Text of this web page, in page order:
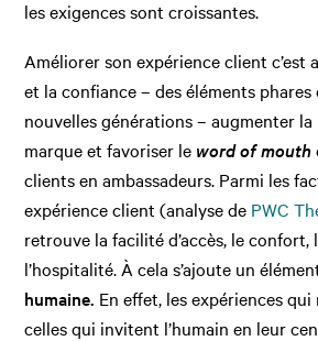
les exigences sont croissantes.
Améliorer son expérience client c’est
et la confiance – des éléments
nouvelles générations – augmenter
marque et favoriser le word of mouth
clients en ambassadeurs. Parmi les
expérience client (analyse de PWC
retrouve la facilité d’accès, le confort,
l’hospitalité. À cela s’ajoute un
humaine. En effet, les expériences
celles qui invitent l’humain en leur